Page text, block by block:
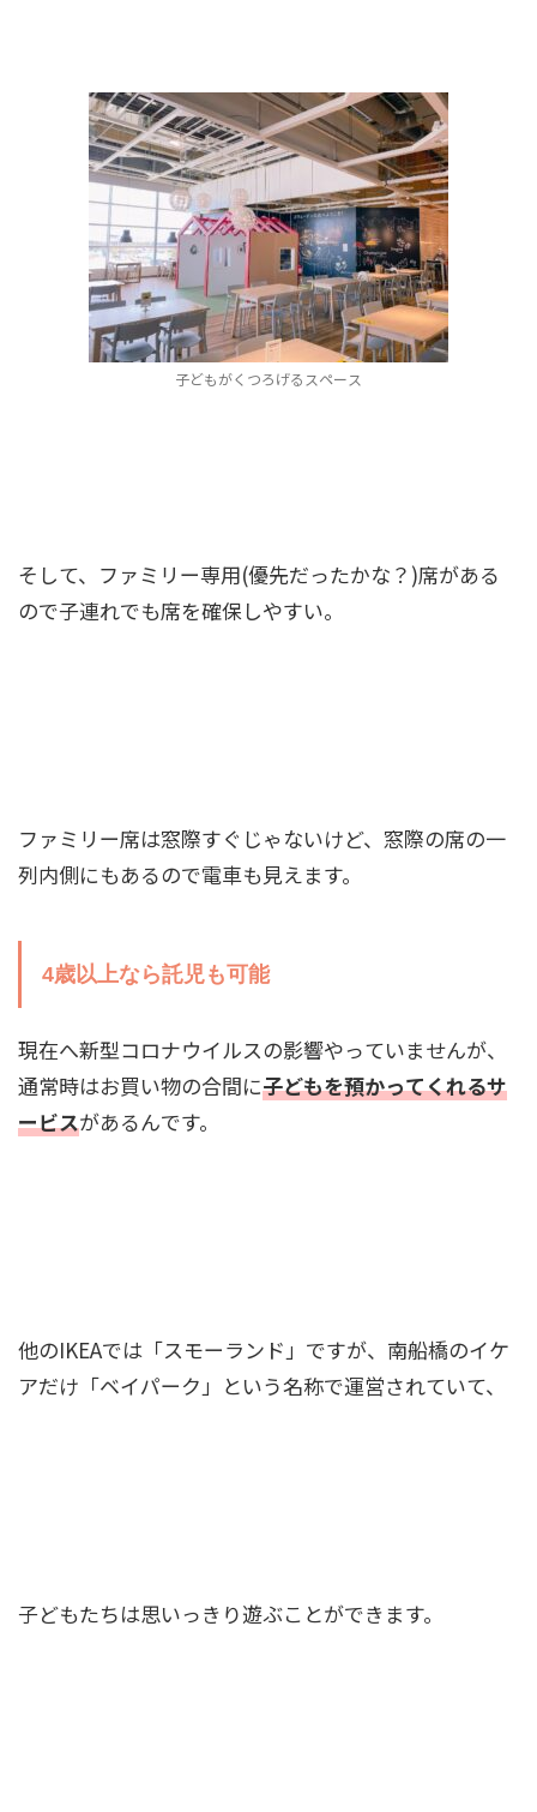
子どもがくつろげるスペース
そして、ファミリー専用(優先だったかな？)席がある
ので子連れでも席を確保しやすい。
ファミリー席は窓際すぐじゃないけど、窓際の席の一
列内側にもあるので電車も見えます。
4歳以上なら託児も可能
現在へ新型コロナウイルスの影響やっていませんが、
通常時はお買い物の合間に子どもを預かってくれるサ
ービスがあるんです。
他のIKEAでは「スモーランド」ですが、南船橋のイケ
アだけ「ベイパーク」という名称で運営されていて、
子どもたちは思いっきり遊ぶことができます。